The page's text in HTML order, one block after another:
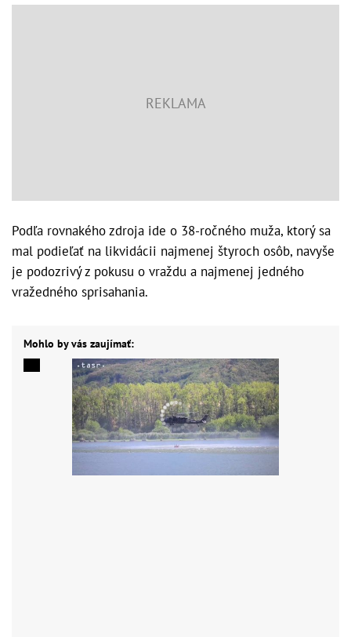
Podľa rovnakého zdroja ide o 38-ročného muža, ktorý sa
mal podieľať na likvidácii najmenej štyroch osôb, navyše
je podozrivý z pokusu o vraždu a najmenej jedného
vražedného sprisahania.
Mohlo by vás zaujímať: